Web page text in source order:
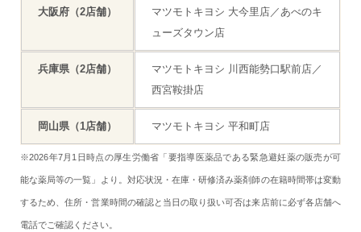
大阪府（2店舗）
マツモトキヨシ 大今里店／あべのキ
ューズタウン店
兵庫県（2店舗）
マツモトキヨシ 川西能勢口駅前店／
西宮鞍掛店
岡山県（1店舗） マツモトキヨシ 平和町店
※2026年7月1日時点の厚生労働省「要指導医薬品である緊急避妊薬の販売が可
能な薬局等の一覧」より。対応状況・在庫・研修済み薬剤師の在籍時間帯は変動
するため、住所・営業時間の確認と当日の取り扱い可否は来店前に必ず各店舗へ
電話でご確認ください。